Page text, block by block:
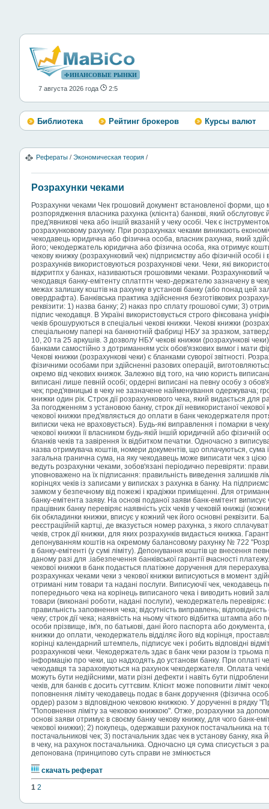
ФИНАНСОВЫЕ РЫНКИ
7 августа 2026 года 2:5
Библиотека Рейтинг брокеров Курсы валют
Рефераты / Экономическая теория /
Розрахунки чеками
Розрахунки чеками Чек грошовий документ встановленої форми, що
розпорядження власника рахунка (клієнта) банкові, який
пред'явникові чека або іншій вказаній у чеку особі. Чек є
розрахунковому рахунку. При розрахунках чеками виникають
чекодавець юридична або фізична особа, власник рахунка, який
його; чекодержатель юридична або фізична особа, яка отримує
чекову книжку (розрахунковий чек) підприємству або фізичній особі і
розрахунків використовуються розрахункові чеки. Чеки, які
відкритпх у банках, називаються грошовими чеками. Розрахунковий
чекодавця банку-емітенту сплатптн чеко-держателю зазначену в
межах залишку коштів на рахунку в установі банку (або понад цей
овердрафта). Банківська практика здійснення безготівкових
реквізити: 1) назва банку; 2) наказ про сплату грошової суми; 3)
підпис чекодавця. В Україні використовується строго фіксована
чеків брошуруються в спеціальні чекові книжки. Чекові книжки
спеціальному папері на банкнотній фабриці НБУ за зразком,
10, 20 та 25 аркушів. З дозволу НБУ чекові книжки (розрахункові
банками самостійно з дотриманням усіх обов'язкових вимог і мати
Чекові книжки (розрахункові чеки) є бланками суворої звітності.
фізичними особами при здійсненні разових операцій,
окремо від чекових книжок. Залежно від того, на чию користь
виписані лише певній особі; ордерні виписані на певну особу з
чек; пред'явницькі в чеку не зазначене найменування одержувача;
книжки один рік. Строк дії розрахункового чека, який видається для
За погодженням з установою банку, строк дії невикористаної
чекової книжки пред'являється до оплати в банк чекодержателя
виписки чека не враховується). Будь-які виправлення і помарки в
чекової книжки її власником будь-якій іншій юридичній або
бланків чеків та завірення їх відбитком печатки. Одночасно з
назва отримувача коштів, номери документів, що оплачуються, сума і
загальна гранична сума, на яку чекодавець може виписати чек з цією
ведуть розрахунки чеками, зобов'язані періодично перевіряти:
уповноважено на їх підписання: правильність виведення залишків
корінцях чеків із записами у виписках з рахунка в банку. На
замком у безпечному від пожежі і крадіжки приміщенні. Для
банку-емітента заяву. На основі поданої заяви банк-емітент
працівник банку перевіряє наявність усіх чеків у чековій книжці
бік обкладинки книжки, вписує у кожний чек його основні реквізити.
реєстраційній картці, де вказується номер рахунка, з якого
чеків, строк дії книжки, для яких розрахунків видається книжка.
депонуванням коштів на окремому балансовому рахунку № 722
в банку-емітенті (у сумі ліміту). Депонування коштів це внесення
даному разі для .іабезпечення банківської гарантії вчасності
чекової книжки в банк подається платіжне доручення для
розрахунках чеками чеки з чекової книжки виписуються в момент
отримані ним товари та надані послуги. Виписуючії чек, чекодавець
попереднього чека на корінець виписаного чека і виводить новий
товари (виконані роботи, надані послуги), чекодержатель перевіряє:
правильність заповнення чека; відсутність виправлень;
чеку; строк дії чека; наявність на ньому чіткого відбитка штампа
особи прізвище, ім'я, по батькові, дані його паспорта або
книжки до оплати, чекодержатель відділяє його від корінця,
корінці календарний штемпель, підписує чек і робить відповідні
розрахункові чеки. Чекодержатель здає в банк чеки разом із трьома
інформацію про чеки, що надходять до установи банку. При оплаті
чекодавця та зараховуються на рахунок чекодержателя. Оплата
можуть бути недійсними, мати різні дефекти і навіть бути
чеків, для банків є досить суттєвим. Клієнт може поповнити ліміт
поповнення ліміту чекодавець подає в банк доручення (фізична
ордер) разом з відповідною чековою книжкою. У дорученні в рядку
''Поповнення ліміту за чековою книжкою". Отже, розрахунки за
основі заяви отримує в своєму банку чекову книжку, для чого банк-
чекової книжки); 2) покупець, одержавши рахунок постачальника на
постачальникові чек; 3) постачальник здає чек в установу банку, яка
в чеку, на рахунок постачальника. Одночасно ця сума списується з
депонована (принципово суть справи не змінюється
скачать реферат
1 2